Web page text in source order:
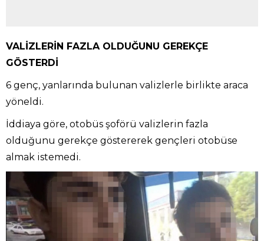
VALİZLERİN FAZLA OLDUĞUNU GEREKÇE
GÖSTERDİ
6 genç, yanlarında bulunan valizlerle birlikte araca
yöneldi.
İddiaya göre, otobüs şoförü valizlerin fazla
olduğunu gerekçe göstererek gençleri otobüse
almak istemedi.